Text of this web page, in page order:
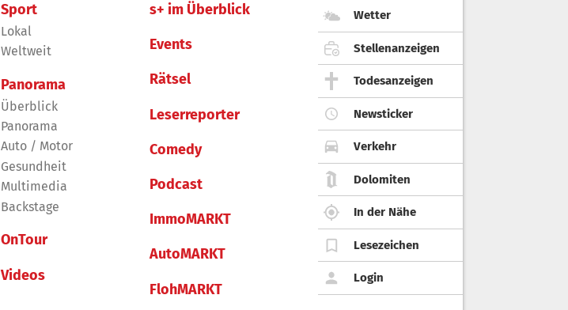
Sport
Lokal
Weltweit
Panorama
Überblick
Panorama
Auto / Motor
Gesundheit
Multimedia
Backstage
OnTour
Videos
s+ im Überblick
Events
Rätsel
Leserreporter
Comedy
Podcast
ImmoMARKT
AutoMARKT
FlohMARKT
Wetter
Stellenanzeigen
Todesanzeigen
Newsticker
Verkehr
Dolomiten
In der Nähe
Lesezeichen
Login